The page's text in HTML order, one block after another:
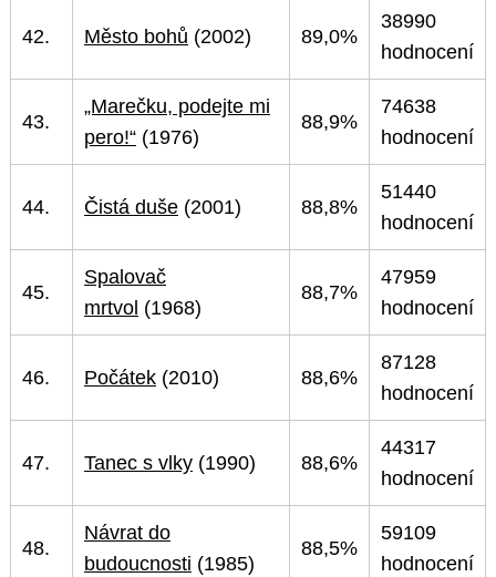
42. Město bohů (2002) 89,0%
38990
hodnocení
43.
„Marečku, podejte mi
pero!“ (1976)
88,9%
74638
hodnocení
44. Čistá duše (2001) 88,8%
51440
hodnocení
45.
Spalovač
mrtvol (1968)
88,7%
47959
hodnocení
46. Počátek (2010) 88,6%
87128
hodnocení
47. Tanec s vlky (1990) 88,6%
44317
hodnocení
48.
Návrat do
budoucnosti (1985)
88,5%
59109
hodnocení